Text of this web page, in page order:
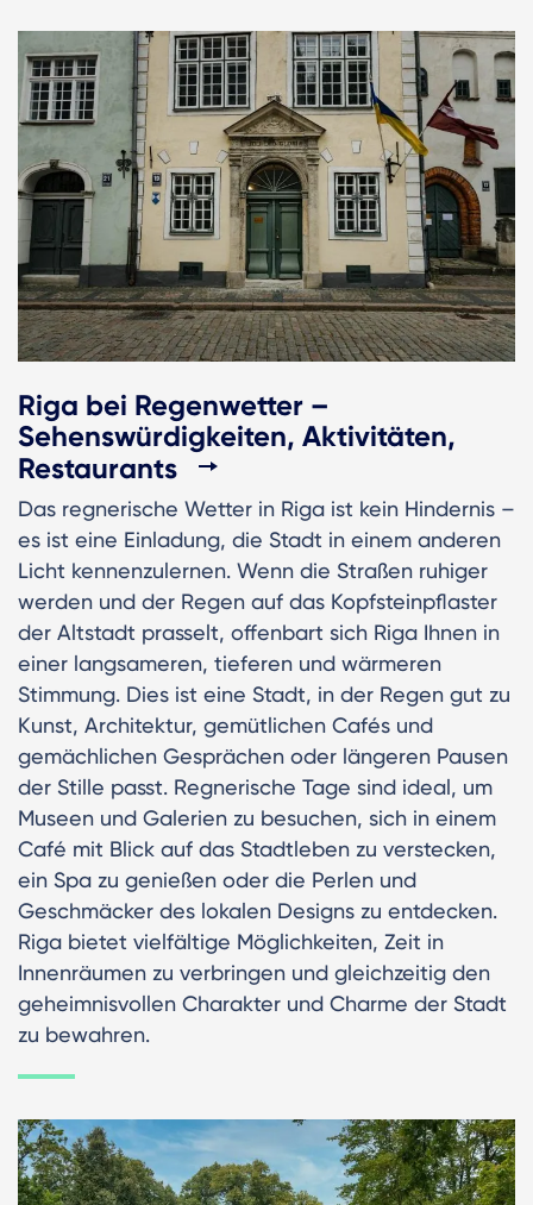
Riga bei Regenwetter –
Sehenswürdigkeiten, Aktivitäten,
Restaurants
Das regnerische Wetter in Riga ist kein Hindernis –
es ist eine Einladung, die Stadt in einem anderen
Licht kennenzulernen. Wenn die Straßen ruhiger
werden und der Regen auf das Kopfsteinpflaster
der Altstadt prasselt, offenbart sich Riga Ihnen in
einer langsameren, tieferen und wärmeren
Stimmung. Dies ist eine Stadt, in der Regen gut zu
Kunst, Architektur, gemütlichen Cafés und
gemächlichen Gesprächen oder längeren Pausen
der Stille passt. Regnerische Tage sind ideal, um
Museen und Galerien zu besuchen, sich in einem
Café mit Blick auf das Stadtleben zu verstecken,
ein Spa zu genießen oder die Perlen und
Geschmäcker des lokalen Designs zu entdecken.
Riga bietet vielfältige Möglichkeiten, Zeit in
Innenräumen zu verbringen und gleichzeitig den
geheimnisvollen Charakter und Charme der Stadt
zu bewahren.